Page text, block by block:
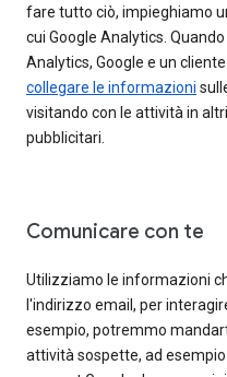
fare tutto ciò, impieghiamo
cui Google Analytics.
Analytics, Google e un
collegare le informazioni
visitando con le attività in
pubblicitari.
Comunicare con te
Utilizziamo le informazioni
l'indirizzo email, per
esempio, potremmo
attività sospette, ad